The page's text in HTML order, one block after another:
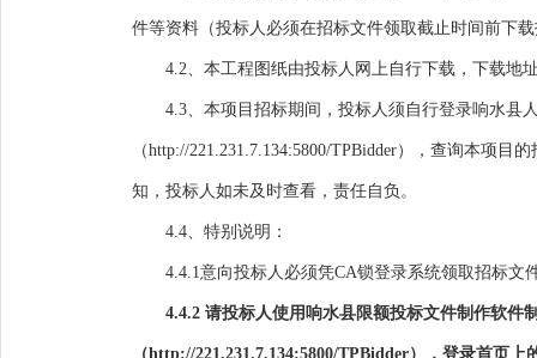
件等资料（投标人必须在招标文件领取截止时间前下
4.2、本工程图纸由投标人网上自行下载，下载地
4.3、本项目招标期间，投标人须自行登录响水县
（http://221.231.7.134:5800/TPBidder），查询本项目
知，投标人如未及时查看，责任自负。
4.4、特别说明：
4.4.1意向投标人必须凭CA锁登录系统领取招标
4.4.2 请投标人使用响水县限额投标文件制作软件
（http://221.231.7.134:5800/TPBidder），登录首页